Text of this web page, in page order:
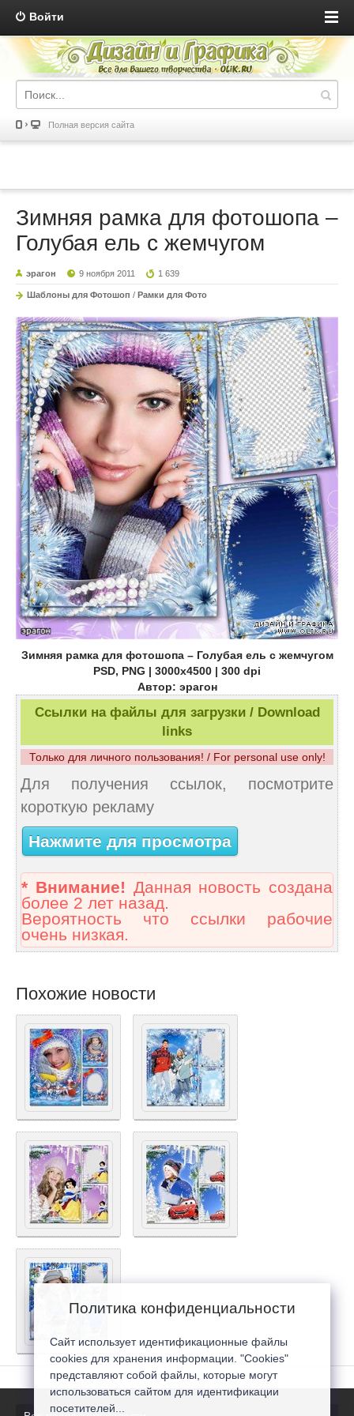
Войти
Полная версия сайта
Зимняя рамка для фотошопа –
Голубая ель с жемчугом
эрагон 9 ноября 2011 1 639
Шаблоны для Фотошоп / Рамки для Фото
Зимняя рамка для фотошопа – Голубая ель с жемчугом
PSD, PNG | 3000x4500 | 300 dpi
Автор: эрагон
Ссылки на файлы для загрузки / Download
links
Только для личного пользования! / For personal use only!
Для получения ссылок, посмотрите
короткую рекламу
Нажмите для просмотра
* Внимание! Данная новость создана
более 2 лет назад.
Вероятность что ссылки рабочие
очень низкая.
Похожие новости
Политика конфиденциальности
Сайт использует идентификационные файлы
cookies для хранения информации. "Cookies"
представляют собой файлы, которые могут
использоваться сайтом для идентификации
посетителей...